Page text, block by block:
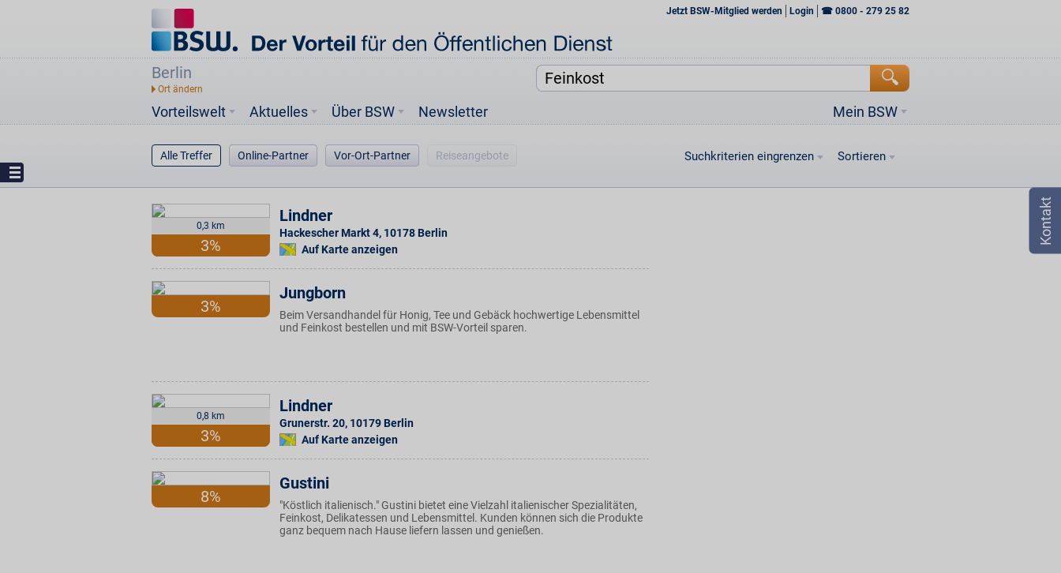
Jetzt BSW-Mitglied werden Login ☎ 0800 - 279 25 82
Berlin
Vorteilswelt Mein BSW
Aktuelles Über BSW Newsletter
Alle Treffer Online-Partner Vor-Ort-Partner Reiseangebote Suchkriterien eingrenzen Sortieren
0,3 km
3%
Lindner
Hackescher Markt 4, 10178 Berlin
Auf Karte anzeigen
3%
Jungborn
Beim Versandhandel für Honig, Tee und Gebäck hochwertige Lebensmittel
und Feinkost bestellen und mit BSW-Vorteil sparen.
0,8 km
3%
Lindner
Grunerstr. 20, 10179 Berlin
Auf Karte anzeigen
8%
Gustini
"Köstlich italienisch." Gustini bietet eine Vielzahl italienischer Spezialitäten,
Feinkost, Delikatessen und Lebensmittel. Kunden können sich die Produkte
ganz bequem nach Hause liefern lassen und genießen.